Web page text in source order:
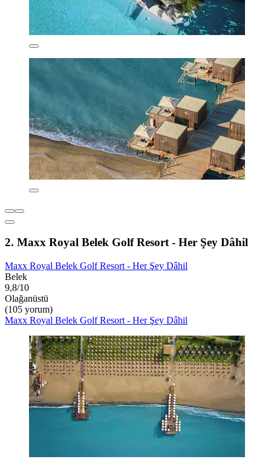
2. Maxx Royal Belek Golf Resort - Her Şey Dâhil
Maxx Royal Belek Golf Resort - Her Şey Dâhil
Belek
9,8/10
Olağanüstü
(105 yorum)
Maxx Royal Belek Golf Resort - Her Şey Dâhil